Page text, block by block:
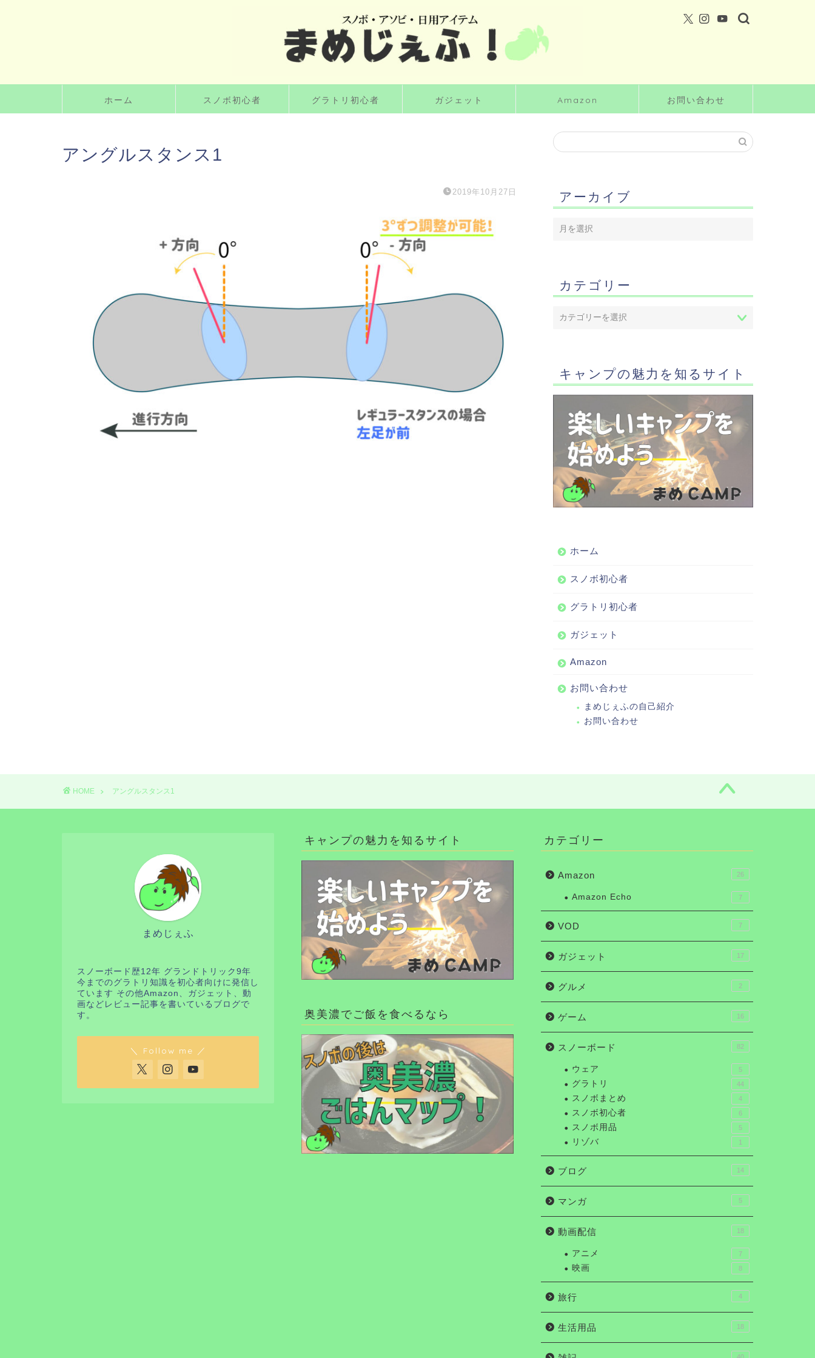
ホーム スノボ初心者 グラトリ初心者 ガジェット Amazon お問い合わせ
アングルスタンス1
2019年10月27日 アーカイブ
カテゴリー
キャンプの魅力を知るサイト
ホーム
スノボ初心者
グラトリ初心者
ガジェット
Amazon
お問い合わせ
まめじぇふの自己紹介
お問い合わせ
HOME アングルスタンス1
まめじぇふ
スノーボード歴12年 グランドトリック9年
今までのグラトリ知識を初心者向けに発信し
ています その他Amazon、ガジェット、動
画などレビュー記事を書いているブログで
す。
＼ Follow me ／
キャンプの魅力を知るサイト
奥美濃でご飯を食べるなら
カテゴリー
Amazon 26
Amazon Echo 7
VOD 7
ガジェット 17
グルメ 2
ゲーム 16
スノーボード 82
ウェア 5
グラトリ 44
スノボまとめ 4
スノボ初心者 6
スノボ用品 5
リゾバ 1
ブログ 14
マンガ 5
動画配信 18
アニメ 7
映画 8
旅行 4
生活用品 18